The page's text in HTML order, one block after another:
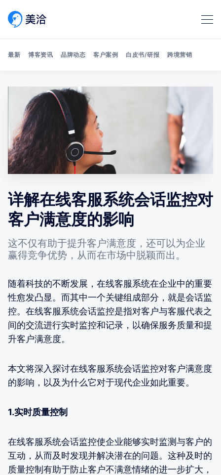
Search 美洽博客
最新 博客资讯 品牌动态 客户案例 白皮书/研报 跨境营销
详解在线客服系统会话监控对
客户满意度的影响
这不仅有助于提升客户满意度，还可以为企业
赢得竞争优势，从而在市场中脱颖而出。
随着科技的不断发展，在线客服系统在企业中的重要
性愈发凸显。而其中一个关键组成部分，就是会话监
控。在线客服系统会话监控是指对客户与客服代表之
间的交流进行实时监控和记录，以确保服务质量和提
升客户满意度。
本文将深入探讨在线客服系统会话监控对客户满意度
的影响，以及为什么它对于现代企业如此重要。
1.实时质量控制
在线客服系统会话监控使企业能够实时监测与客户的
互动，从而及时发现并解决潜在的问题。这种及时的
质量控制有助于防止客户不满意情绪的进一步扩大，